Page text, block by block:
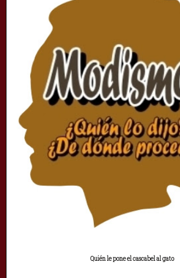
Quién le pone el cascabel al gato